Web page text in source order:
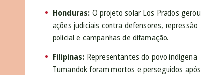
Honduras: O projeto solar Los Prados gerou
ações judiciais contra defensores, repressão
policial e campanhas de difamação.
Filipinas: Representantes do povo indígena
Tumandok foram mortos e perseguidos após